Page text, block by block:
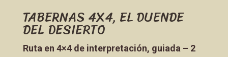
TABERNAS 4X4, EL DUENDE
DEL DESIERTO
Ruta en 4×4 de interpretación, guiada – 2